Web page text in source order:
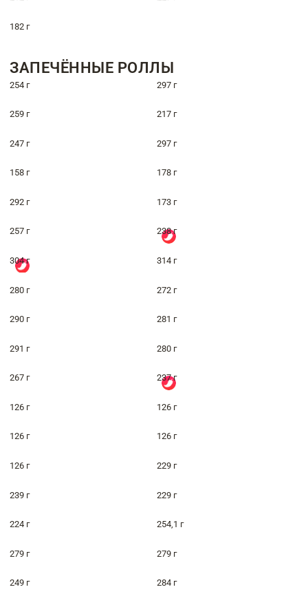
182 г
ЗАПЕЧЁННЫЕ РОЛЛЫ
254 г 297 г
259 г 217 г
247 г 297 г
158 г 178 г
292 г 173 г
257 г 238 г
304 г 314 г
280 г 272 г
290 г 281 г
291 г 280 г
267 г 237 г
126 г 126 г
126 г 126 г
126 г 229 г
239 г 229 г
224 г 254,1 г
279 г 279 г
249 г 284 г